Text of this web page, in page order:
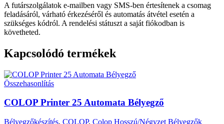
A futárszolgálatok e-mailben vagy SMS-ben értesítenek a csomag
feladásáról, várható érkezéséről és automatás átvétel esetén a
szükséges kódról. A rendelési státuszt a saját fiókodban is
követheted.
Kapcsolódó termékek
Összehasonlítás
COLOP Printer 25 Automata Bélyegző
Bélyegzőkészítés, COLOP, Colop Hosszú/Négyzet Bélyegzők